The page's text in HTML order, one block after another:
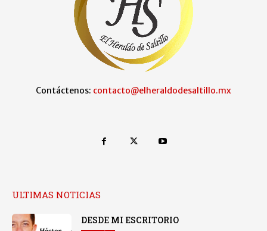
Contáctenos: contacto@elheraldodesaltillo.mx
ULTIMAS NOTICIAS
DESDE MI ESCRITORIO